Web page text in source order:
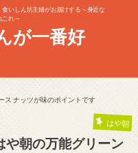
いしん坊主婦がお届けする～身近な
これ～
が一番好
ス ナッツが味のポイントです
はや朝
や朝の万能グリーン